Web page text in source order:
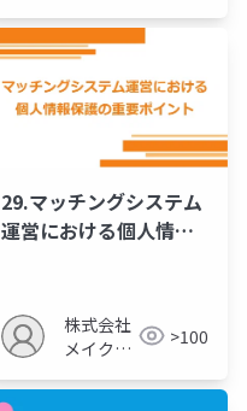
29.マッチングシステム
運営における個人情報
株式会社
メイクア
>100